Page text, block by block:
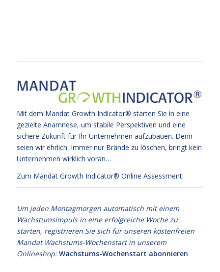
Mit dem Mandat Growth Indicator® starten Sie in eine
gezielte Anamnese, um stabile Perspektiven und eine
sichere Zukunft für Ihr Unternehmen aufzubauen. Denn
seien wir ehrlich: Immer nur Brände zu löschen, bringt kein
Unternehmen wirklich voran…
Zum Mandat Growth Indicator® Online Assessment
Um jeden Montagmorgen automatisch mit einem
Wachstumsimpuls in eine erfolgreiche Woche zu
starten, registrieren Sie sich für unseren kostenfreien
Mandat Wachstums-Wochenstart in unserem
Onlineshop:Wachstums-Wochenstart abonnieren